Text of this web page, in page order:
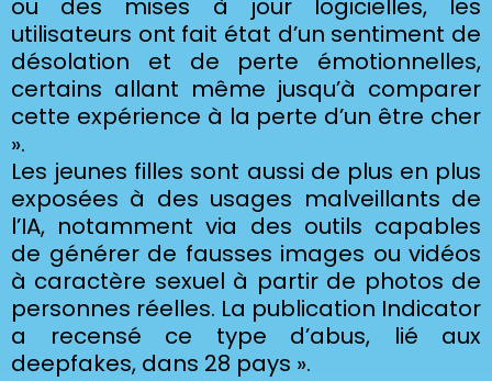
ou des mises à jour logicielles, les
utilisateurs ont fait état d’un sentiment de
désolation et de perte émotionnelles,
certains allant même jusqu’à comparer
cette expérience à la perte d’un être cher
».
Les jeunes filles sont aussi de plus en plus
exposées à des usages malveillants de
l’IA, notamment via des outils capables
de générer de fausses images ou vidéos
à caractère sexuel à partir de photos de
personnes réelles. La publication Indicator
a recensé ce type d’abus, lié aux
deepfakes, dans 28 pays ».